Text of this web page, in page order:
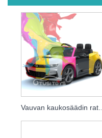
Vauvan kaukosäädin ratsastaa autolla, lisensoitu Chevrolet Camaro 2SS